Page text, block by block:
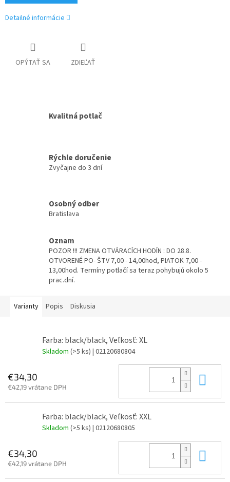
Detailné informácie
OPÝTAŤ SA ZDIEĽAŤ
Kvalitná potlač
Rýchle doručenie
Zvyčajne do 3 dní
Osobný odber
Bratislava
Oznam
POZOR !!! ZMENA OTVÁRACÍCH HODÍN : DO 28.8.
OTVORENÉ PO- ŠTV 7,00 - 14,00hod, PIATOK 7,00 -
13,00hod. Termíny potlačí sa teraz pohybujú okolo 5
prac.dní.
Varianty Popis Diskusia
Farba: black/black, Veľkosť: XL
Skladom (>5 ks) | 02120680804
€34,30
€42,19 vrátane DPH
Farba: black/black, Veľkosť: XXL
Skladom (>5 ks) | 02120680805
€34,30
€42,19 vrátane DPH